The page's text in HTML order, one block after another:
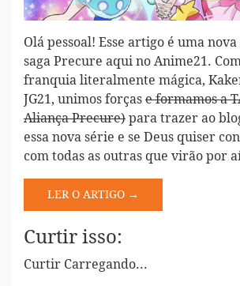
Olá pessoal! Esse artigo é uma
saga Precure aqui no Anime21.
franquia literalmente mágica,
JG21, unimos forçase formamos a
Aliança Precure)para trazer ao
essa nova série e se Deus quiser
com todas as outras que virão por
LER O ARTIGO →
Curtir isso:
Curtir Carregando...